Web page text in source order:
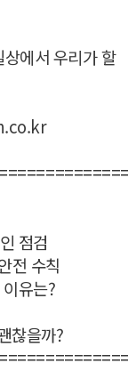
에서 우리가 할
점검
전 수칙
유는?
찮을까?